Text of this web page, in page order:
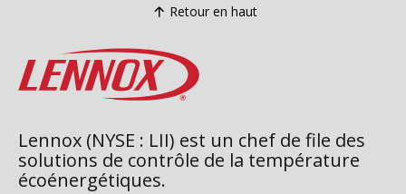
Retour en haut
Lennox (NYSE : LII) est un chef de file des
solutions de contrôle de la température
écoénergétiques.